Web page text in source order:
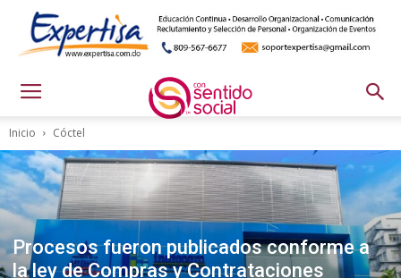
Inicio Cóctel
Procesos fueron publicados conforme a
la ley de Compras y Contrataciones